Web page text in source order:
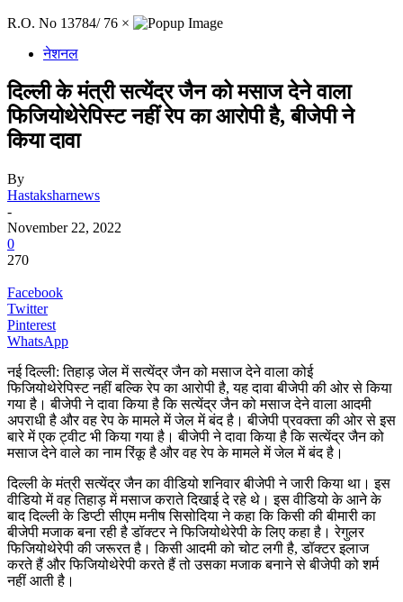
R.O. No 13784/ 76 ×
नेशनल
दिल्ली के मंत्री सत्येंद्र जैन को मसाज देने वाला
फिजियोथेरेपिस्ट नहीं रेप का आरोपी है, बीजेपी ने
किया दावा
By
Hastaksharnews
-
November 22, 2022
0
270
Facebook
Twitter
Pinterest
WhatsApp
नई दिल्ली: तिहाड़ जेल में सत्येंद्र जैन को मसाज देने वाला कोई
फिजियोथेरेपिस्ट नहीं बल्कि रेप का आरोपी है, यह दावा बीजेपी की ओर से किया
गया है। बीजेपी ने दावा किया है कि सत्येंद्र जैन को मसाज देने वाला आदमी
अपराधी है और वह रेप के मामले में जेल में बंद है। बीजेपी प्रवक्ता की ओर से इस
बारे में एक ट्वीट भी किया गया है। बीजेपी ने दावा किया है कि सत्येंद्र जैन को
मसाज देने वाले का नाम रिंकू है और वह रेप के मामले में जेल में बंद है।
दिल्ली के मंत्री सत्येंद्र जैन का वीडियो शनिवार बीजेपी ने जारी किया था। इस
वीडियो में वह तिहाड़ में मसाज कराते दिखाई दे रहे थे। इस वीडियो के आने के
बाद दिल्ली के डिप्टी सीएम मनीष सिसोदिया ने कहा कि किसी की बीमारी का
बीजेपी मजाक बना रही है डॉक्टर ने फिजियोथेरेपी के लिए कहा है। रेगुलर
फिजियोथेरेपी की जरूरत है। किसी आदमी को चोट लगी है, डॉक्टर इलाज
करते हैं और फिजियोथेरेपी करते हैं तो उसका मजाक बनाने से बीजेपी को शर्म
नहीं आती है।